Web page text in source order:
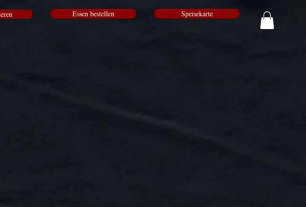
Essen bestellen Speisekarte